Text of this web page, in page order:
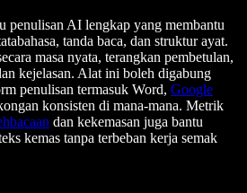
penulisan AI lengkap yang membantu
tanda baca, dan struktur ayat.
masa nyata, terangkan pembetulan,
kejelasan. Alat ini boleh digabung
penulisan termasuk Word, Google
konsisten di mana-mana. Metrik
dan kekemasan juga bantu
kemas tanpa terbeban kerja semak